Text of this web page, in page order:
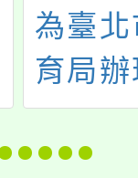
為臺
育局
酷課
國中